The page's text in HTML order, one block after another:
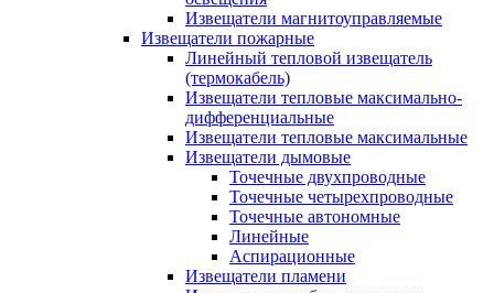
Извещатели магнитоуправляемые
Извещатели пожарные
Линейный тепловой извещатель
(термокабель)
Извещатели тепловые максимально-
дифференциальные
Извещатели тепловые максимальные
Извещатели дымовые
Точечные двухпроводные
Точечные четырехпроводные
Точечные автономные
Линейные
Аспирационные
Извещатели пламени